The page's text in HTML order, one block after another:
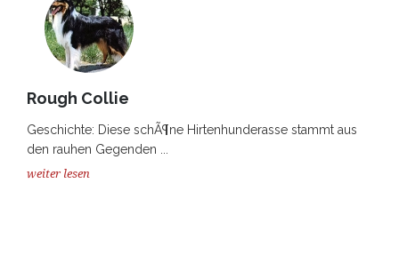
Rough Collie
Geschichte: Diese schÃ¶ne Hirtenhunderasse stammt aus
den rauhen Gegenden ...
weiter lesen